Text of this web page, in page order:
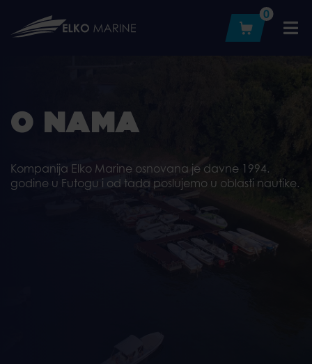
content
0
O NAMA
Kompanija Elko Marine osnovana je davne 1994.
godine u Futogu i od tada poslujemo u oblasti nautike.